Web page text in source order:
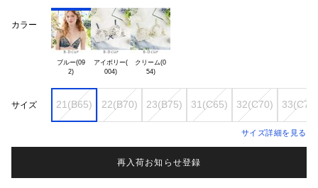
カラー
ブルー(09
アイボリー(
クリーム(0
54)
サイズ 21(B65) 22(B70) 23(B75) 31(C65) 32(C70) 33(C75)
サイズ詳細を見る
再入荷お知らせ登録